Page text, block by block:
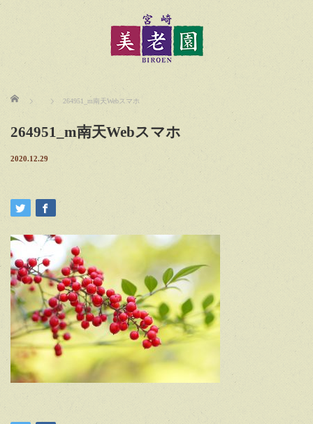
ホーム 264951_m南天Webスマホ
264951_m南天Webスマホ
2020.12.29